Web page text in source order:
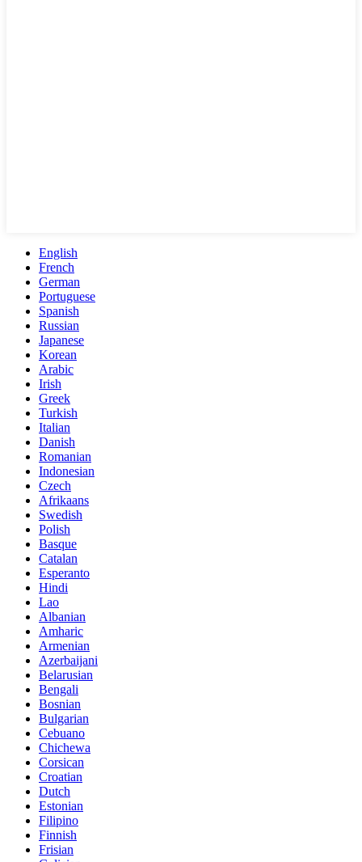
English
French
German
Portuguese
Spanish
Russian
Japanese
Korean
Arabic
Irish
Greek
Turkish
Italian
Danish
Romanian
Indonesian
Czech
Afrikaans
Swedish
Polish
Basque
Catalan
Esperanto
Hindi
Lao
Albanian
Amharic
Armenian
Azerbaijani
Belarusian
Bengali
Bosnian
Bulgarian
Cebuano
Chichewa
Corsican
Croatian
Dutch
Estonian
Filipino
Finnish
Frisian